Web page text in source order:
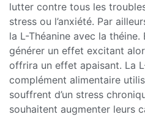
lutter contre tous les
stress ou l’anxiété. Par
la L-Théanine avec la
générer un effet excitant
offrira un effet apaisant. La
complément alimentaire
souffrent d’un stress
souhaitent augmenter leurs